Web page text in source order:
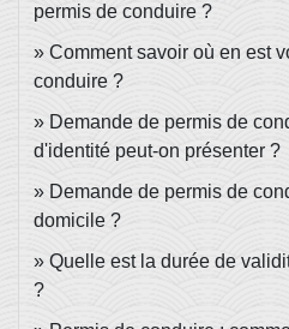
permis de conduire ?
Comment savoir où en est
conduire ?
Demande de permis de
d'identité peut-on présenter ?
Demande de permis de
domicile ?
Quelle est la durée de
?